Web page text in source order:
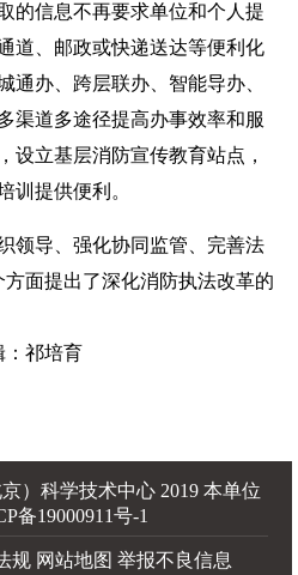
的信息不再要求单位和个人提
道、邮政或快递送达等便利化
通办、跨层联办、智能导办、
渠道多途径提高办事效率和服
设立基层消防宣传教育站点，
训提供便利。
领导、强化协同监管、完善法
面提出了深化消防执法改革的
：祁培育
）科学技术中心 2019 本单位
备19000911号-1
规 网站地图 举报不良信息